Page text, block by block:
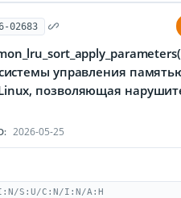
02683
управления
позволяющая
2026-05-25
S:U/C:N/I:N/A:H